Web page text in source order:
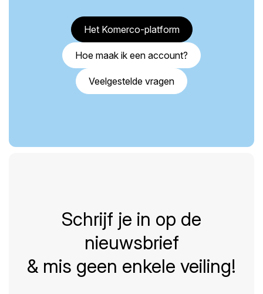
Het Komerco-platform
Hoe maak ik een account?
Veelgestelde vragen
Schrijf je in op de
nieuwsbrief
& mis geen enkele veiling!